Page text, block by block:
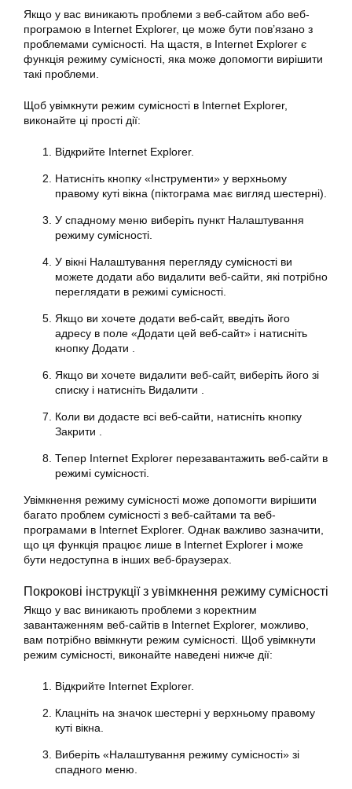
Якщо у вас виникають проблеми з веб-сайтом або веб-
програмою в Internet Explorer, це може бути пов’язано з
проблемами сумісності. На щастя, в Internet Explorer є
функція режиму сумісності, яка може допомогти вирішити
такі проблеми.
Щоб увімкнути режим сумісності в Internet Explorer,
виконайте ці прості дії:
Відкрийте Internet Explorer.
Натисніть кнопку «Інструменти» у верхньому
правому куті вікна (піктограма має вигляд шестерні).
У спадному меню виберіть пункт Налаштування
режиму сумісності.
У вікні Налаштування перегляду сумісності ви
можете додати або видалити веб-сайти, які потрібно
переглядати в режимі сумісності.
Якщо ви хочете додати веб-сайт, введіть його
адресу в поле «Додати цей веб-сайт» і натисніть
кнопку Додати .
Якщо ви хочете видалити веб-сайт, виберіть його зі
списку і натисніть Видалити .
Коли ви додасте всі веб-сайти, натисніть кнопку
Закрити .
Тепер Internet Explorer перезавантажить веб-сайти в
режимі сумісності.
Увімкнення режиму сумісності може допомогти вирішити
багато проблем сумісності з веб-сайтами та веб-
програмами в Internet Explorer. Однак важливо зазначити,
що ця функція працює лише в Internet Explorer і може
бути недоступна в інших веб-браузерах.
Покрокові інструкції з увімкнення режиму сумісності
Якщо у вас виникають проблеми з коректним
завантаженням веб-сайтів в Internet Explorer, можливо,
вам потрібно ввімкнути режим сумісності. Щоб увімкнути
режим сумісності, виконайте наведені нижче дії:
Відкрийте Internet Explorer.
Клацніть на значок шестерні у верхньому правому
куті вікна.
Виберіть «Налаштування режиму сумісності» зі
спадного меню.